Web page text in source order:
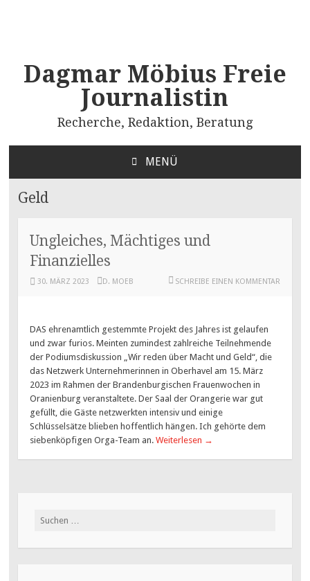
Dagmar Möbius Freie
Journalistin
Recherche, Redaktion, Beratung
MENÜ
SPRINGEN
Geld
Ungleiches, Mächtiges und
Finanzielles
30. MÄRZ 2023 D. MOEB SCHREIBE EINEN KOMMENTAR
DAS ehrenamtlich gestemmte Projekt des Jahres ist gelaufen
und zwar furios. Meinten zumindest zahlreiche Teilnehmende
der Podiumsdiskussion „Wir reden über Macht und Geld“, die
das Netzwerk Unternehmerinnen in Oberhavel am 15. März
2023 im Rahmen der Brandenburgischen Frauenwochen in
Oranienburg veranstaltete. Der Saal der Orangerie war gut
gefüllt, die Gäste netzwerkten intensiv und einige
Schlüsselsätze blieben hoffentlich hängen. Ich gehörte dem
siebenköpfigen Orga-Team an.Weiterlesen →
Suchen